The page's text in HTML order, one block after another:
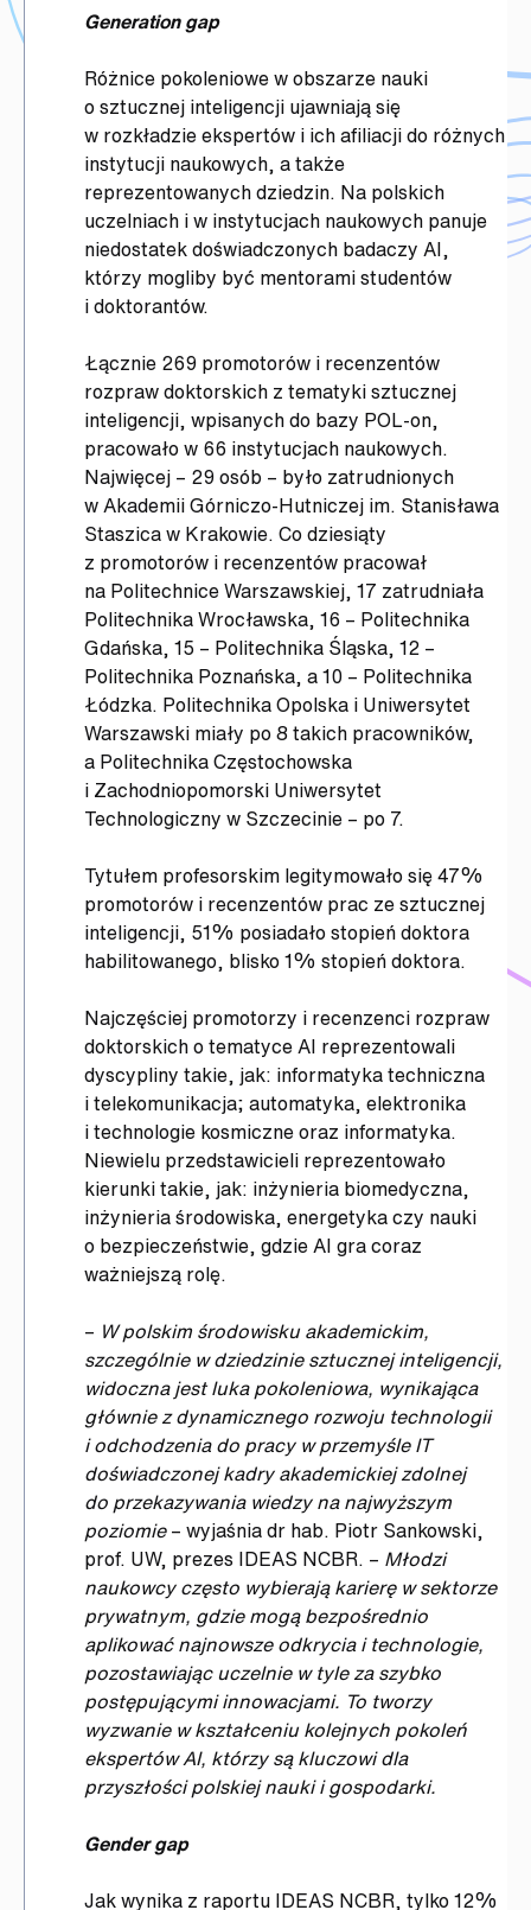
Generation gap
Różnice pokoleniowe w obszarze nauki
o sztucznej inteligencji ujawniają się
w rozkładzie ekspertów i ich afiliacji do różnych
instytucji naukowych, a także
reprezentowanych dziedzin. Na polskich
uczelniach i w instytucjach naukowych panuje
niedostatek doświadczonych badaczy AI,
którzy mogliby być mentorami studentów
i doktorantów.
Łącznie 269 promotorów i recenzentów
rozpraw doktorskich z tematyki sztucznej
inteligencji, wpisanych do bazy POL-on,
pracowało w 66 instytucjach naukowych.
Najwięcej – 29 osób – było zatrudnionych
w Akademii Górniczo-Hutniczej im. Stanisława
Staszica w Krakowie. Co dziesiąty
z promotorów i recenzentów pracował
na Politechnice Warszawskiej, 17 zatrudniała
Politechnika Wrocławska, 16 – Politechnika
Gdańska, 15 – Politechnika Śląska, 12 –
Politechnika Poznańska, a 10 – Politechnika
Łódzka. Politechnika Opolska i Uniwersytet
Warszawski miały po 8 takich pracowników,
a Politechnika Częstochowska
i Zachodniopomorski Uniwersytet
Technologiczny w Szczecinie – po 7.
Tytułem profesorskim legitymowało się 47%
promotorów i recenzentów prac ze sztucznej
inteligencji, 51% posiadało stopień doktora
habilitowanego, blisko 1% stopień doktora.
Najczęściej promotorzy i recenzenci rozpraw
doktorskich o tematyce AI reprezentowali
dyscypliny takie, jak: informatyka techniczna
i telekomunikacja; automatyka, elektronika
i technologie kosmiczne oraz informatyka.
Niewielu przedstawicieli reprezentowało
kierunki takie, jak: inżynieria biomedyczna,
inżynieria środowiska, energetyka czy nauki
o bezpieczeństwie, gdzie AI gra coraz
ważniejszą rolę.
– W polskim środowisku akademickim,
szczególnie w dziedzinie sztucznej inteligencji,
widoczna jest luka pokoleniowa, wynikająca
głównie z dynamicznego rozwoju technologii
i odchodzenia do pracy w przemyśle IT
doświadczonej kadry akademickiej zdolnej
do przekazywania wiedzy na najwyższym
poziomie– wyjaśnia dr hab. Piotr Sankowski,
prof. UW, prezes IDEAS NCBR. – Młodzi
naukowcy często wybierają karierę w sektorze
prywatnym, gdzie mogą bezpośrednio
aplikować najnowsze odkrycia i technologie,
pozostawiając uczelnie w tyle za szybko
postępującymi innowacjami. To tworzy
wyzwanie w kształceniu kolejnych pokoleń
ekspertów AI, którzy są kluczowi dla
przyszłości polskiej nauki i gospodarki.
Gender gap
Jak wynika z raportu IDEAS NCBR, tylko 12%